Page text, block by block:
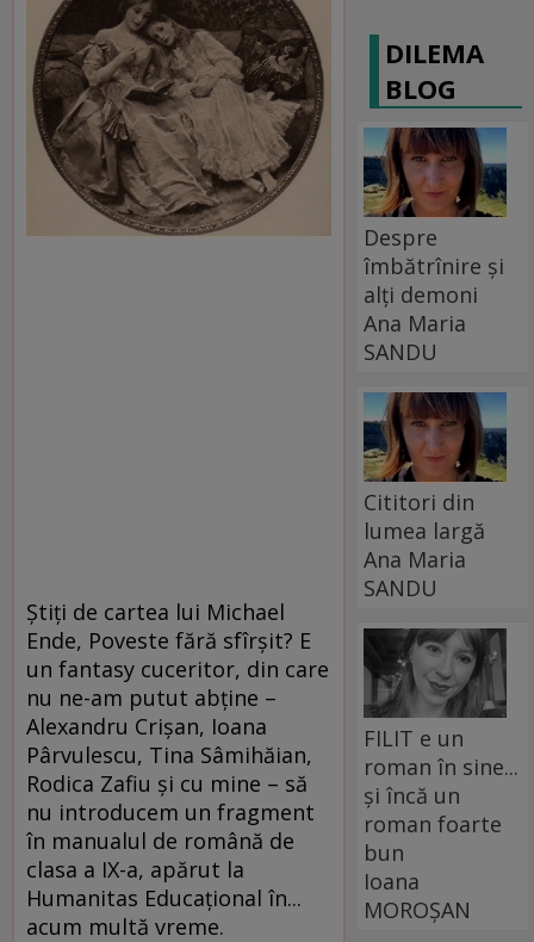
Ştiţi de cartea lui Michael
Ende, Poveste fără sfîrşit? E
un fantasy cuceritor, din care
nu ne-am putut abţine –
Alexandru Crişan, Ioana
Pârvulescu, Tina Sâmihăian,
Rodica Zafiu şi cu mine – să
nu introducem un fragment
în manualul de română de
clasa a IX-a, apărut la
Humanitas Educaţional în...
acum multă vreme.
DILEMA
BLOG
Despre
îmbătrînire și
alți demoni
Ana Maria
SANDU
Cititori din
lumea largă
Ana Maria
SANDU
FILIT e un
roman în sine...
și încă un
roman foarte
bun
Ioana
MOROȘAN